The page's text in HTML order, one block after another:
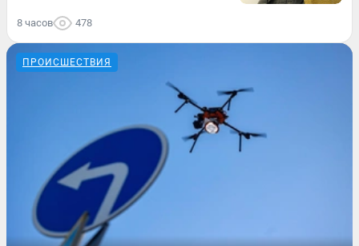
8 часов 478
ПРОИСШЕСТВИЯ